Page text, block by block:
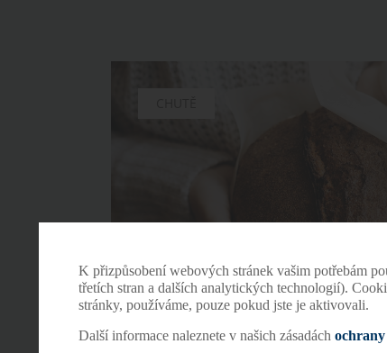
K přizpůsobení webových stránek vašim potřebám
třetích stran a dalších analytických technologií).
stránky, používáme, pouze pokud jste je aktivovali.
Další informace naleznete v našich zásadách